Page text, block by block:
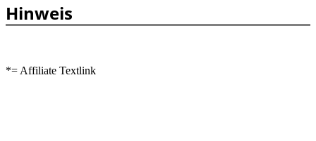
Hinweis
*= Affiliate Textlink